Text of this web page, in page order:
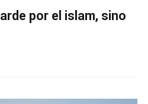
por el islam, sino